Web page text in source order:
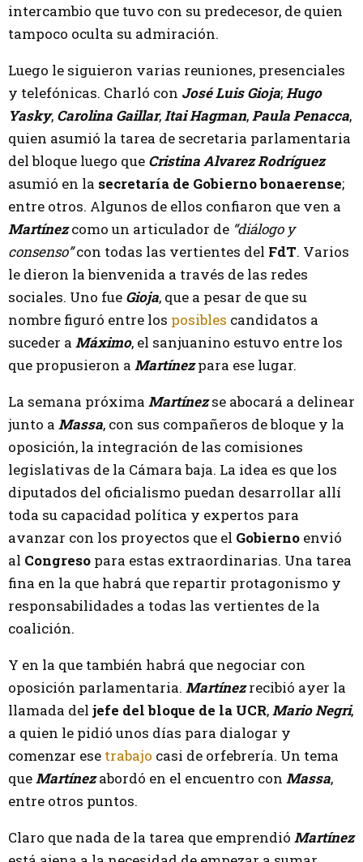
intercambio que tuvo con su predecesor, de quien
tampoco oculta su admiración.
Luego le siguieron varias reuniones, presenciales
y telefónicas. Charló con José Luis Gioja;Hugo
Yasky, Carolina Gaillar,Itai Hagman,Paula Penacca,
quien asumió la tarea de secretaria parlamentaria
del bloque luego que Cristina Alvarez Rodríguez
asumió en la secretaría de Gobierno bonaerense;
entre otros. Algunos de ellos confiaron que ven a
Martínezcomo un articulador de “diálogo y
consenso”con todas las vertientes del FdT. Varios
le dieron la bienvenida a través de las redes
sociales. Uno fue Gioja, que a pesar de que su
nombre figuró entre los posibles candidatos a
suceder a Máximo, el sanjuanino estuvo entre los
que propusieron a Martínezpara ese lugar.
La semana próxima Martínezse abocará a delinear
junto a Massa, con sus compañeros de bloque y la
oposición, la integración de las comisiones
legislativas de la Cámara baja. La idea es que los
diputados del oficialismo puedan desarrollar allí
toda su capacidad política y expertos para
avanzar con los proyectos que el Gobierno envió
al Congreso para estas extraordinarias. Una tarea
fina en la que habrá que repartir protagonismo y
responsabilidades a todas las vertientes de la
coalición.
Y en la que también habrá que negociar con
oposición parlamentaria. Martínezrecibió ayer la
llamada del jefe del bloque de la UCR,Mario Negri,
a quien le pidió unos días para dialogar y
comenzar ese trabajo casi de orfebrería. Un tema
queMartínezabordó en el encuentro con Massa,
entre otros puntos.
Claro que nada de la tarea que emprendió Martínez